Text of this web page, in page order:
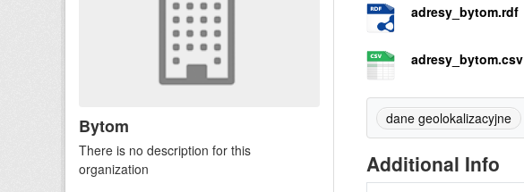
Bytom
There is no description for this
organization
adresy_bytom.rdf
adresy_bytom.csv
dane geolokalizacyjne
Additional Info